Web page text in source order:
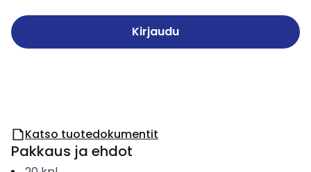
Kirjaudu
Katso tuotedokumentit
Pakkaus ja ehdot